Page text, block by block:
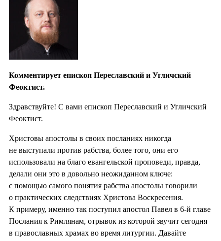
Комментирует епископ Переславский и Угличский
Феоктист.
Здравствуйте! С вами епископ Переславский и Угличский
Феоктист.
Христовы апостолы в своих посланиях никогда
не выступали против рабства, более того, они его
использовали на благо евангельской проповеди, правда,
делали они это в довольно неожиданном ключе:
с помощью самого понятия рабства апостолы говорили
о практических следствиях Христова Воскресения.
К примеру, именно так поступил апостол Павел в 6-й главе
Послания к Римлянам, отрывок из которой звучит сегодня
в православных храмах во время литургии. Давайте